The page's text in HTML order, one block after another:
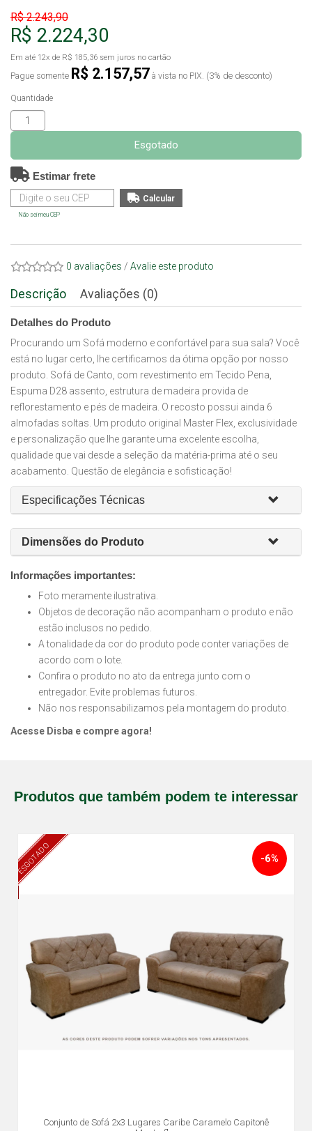
R$ 2.243,90
R$ 2.224,30
Em até 12x de R$ 185,36 sem juros no cartão
Pague somente R$ 2.157,57 à vista no PIX. (3% de desconto)
Quantidade
Esgotado
Estimar frete
Não sei meu CEP
0 avaliações / Avalie este produto
Descrição Avaliações (0)
Detalhes do Produto
Procurando um Sofá moderno e confortável para sua sala? Você
está no lugar certo, lhe certificamos da ótima opção por nosso
produto. Sofá de Canto, com revestimento em Tecido Pena,
Espuma D28 assento, estrutura de madeira provida de
reflorestamento e pés de madeira. O recosto possui ainda 6
almofadas soltas. Um produto original Master Flex, exclusividade
e personalização que lhe garante uma excelente escolha,
qualidade que vai desde a seleção da matéria-prima até o seu
acabamento. Questão de elegância e sofisticação!
Especificações Técnicas
Dimensões do Produto
Informações importantes:
Foto meramente ilustrativa.
Objetos de decoração não acompanham o produto e não
estão inclusos no pedido.
A tonalidade da cor do produto pode conter variações de
acordo com o lote.
Confira o produto no ato da entrega junto com o
entregador. Evite problemas futuros.
Não nos responsabilizamos pela montagem do produto.
Acesse Disba e compre agora!
Produtos que também podem te interessar
ESGOTADO
Conjunto de Sofá 2x3 Lugares Caribe Caramelo Capitonê
-6%